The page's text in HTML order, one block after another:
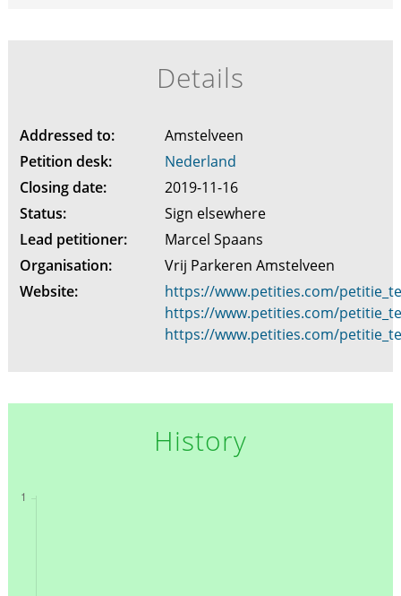
Details
Addressed to:
Amstelveen
Petition desk:
Nederland
Closing date:
2019-11-16
Status:
Sign elsewhere
Lead petitioner:
Marcel Spaans
Organisation:
Vrij Parkeren Amstelveen
Website:
https://www.petities.com/
https://www.petities.com/
https://www.petities.com/
History